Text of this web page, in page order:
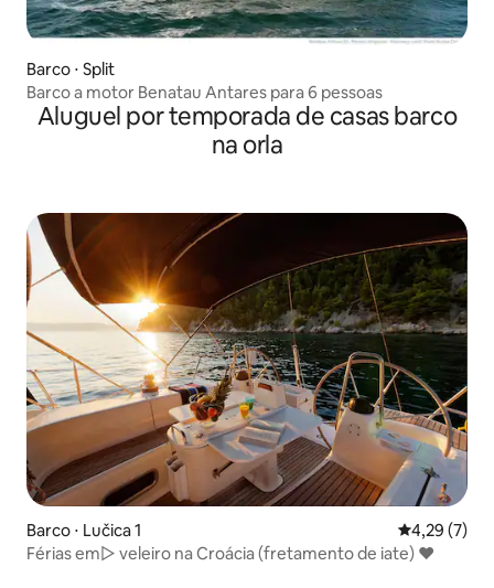
Barco ⋅ Split
Barco a motor Benatau Antares para 6 pessoas
Aluguel por temporada de casas barco
na orla
Barco ⋅ Lučica 1 4,29 de
4,29 (7)
Férias em▷ veleiro na Croácia (fretamento de iate) ❤️